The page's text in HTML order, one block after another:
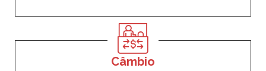
Câmbio